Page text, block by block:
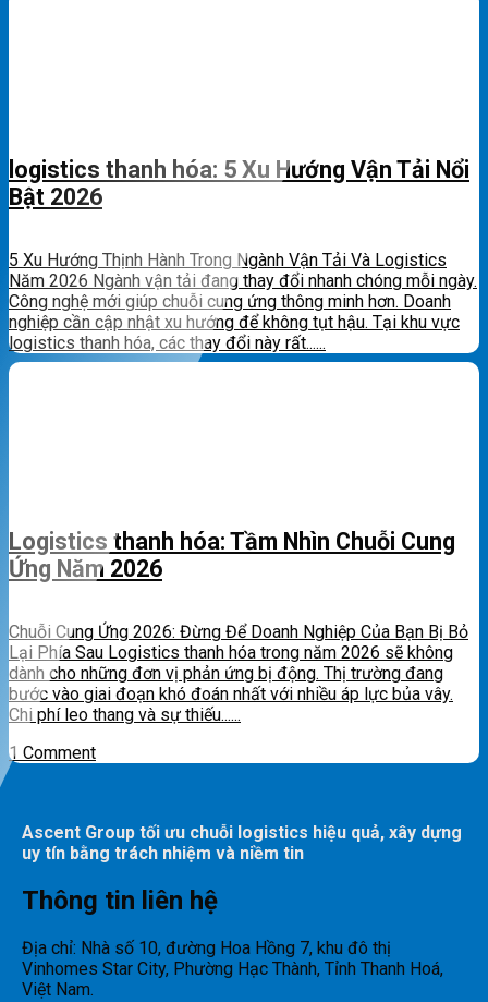
logistics thanh hóa: 5 Xu Hướng Vận Tải Nổi
Bật 2026
5 Xu Hướng Thịnh Hành Trong Ngành Vận Tải Và Logistics
Năm 2026 Ngành vận tải đang thay đổi nhanh chóng mỗi ngày.
Công nghệ mới giúp chuỗi cung ứng thông minh hơn. Doanh
nghiệp cần cập nhật xu hướng để không tụt hậu. Tại khu vực
logistics thanh hóa, các thay đổi này rất......
Logistics thanh hóa: Tầm Nhìn Chuỗi Cung
Ứng Năm 2026
Chuỗi Cung Ứng 2026: Đừng Để Doanh Nghiệp Của Bạn Bị Bỏ
Lại Phía Sau Logistics thanh hóa trong năm 2026 sẽ không
dành cho những đơn vị phản ứng bị động. Thị trường đang
bước vào giai đoạn khó đoán nhất với nhiều áp lực bủa vây.
Chi phí leo thang và sự thiếu......
1 Comment
Ascent Group tối ưu chuỗi logistics hiệu quả, xây dựng
uy tín bằng trách nhiệm và niềm tin
Thông tin liên hệ
Địa chỉ: Nhà số 10, đường Hoa Hồng 7, khu đô thị
Vinhomes Star City, Phường Hạc Thành, Tỉnh Thanh Hoá,
Việt Nam.